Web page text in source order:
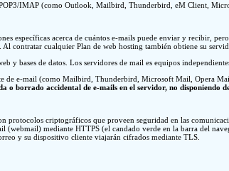
IMAP (como Outlook, Mailbird, Thunderbird, eM Client,
específicas acerca de cuántos e-mails puede enviar y recibir,
contratar cualquier Plan de web hosting también obtiene su
y bases de datos. Los servidores de mail es equipos
e-mail (como Mailbird, Thunderbird, Microsoft Mail, Opera
o borrado accidental de e-mails en el servidor, no disponiendo
criptográficos que proveen seguridad en las
mediante HTTPS (el candado verde en la barra del
y su dispositivo cliente viajarán cifrados mediante TLS.